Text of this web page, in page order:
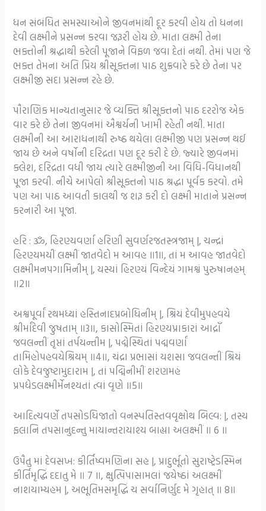
ધન સંબંધિત સમસ્યાઓને જીવનમાંથી દૂર કરવી હોય તો ધનના
દેવી લક્ષ્મીને પ્રસન્ન કરવા જરૂરી હોય છે. માતા લક્ષ્મી તેના
ભક્તોની શ્રદ્ધાથી કરેલી પૂજાને વિફળ જવા દેતાં નથી. તેમાં પણ જે
ભક્ત તેમના અતિ પ્રિય શ્રીસૂક્તના પાઠ શુક્રવારે કરે છે તેના પર
લક્ષ્મીજી સદા પ્રસન્ન રહે છે.
પૌરાણિક માન્યતાનુસાર જે વ્યક્તિ શ્રીસૂક્તનો પાઠ દરરોજ એક
વાર કરે છે તેના જીવનમાં ઐશ્વર્યની ખામી રહેતી નથી. માતા
લક્ષ્મીની આ આરાધનાથી રુષ્ઠ થયેલા લક્ષ્મીજી પણ પ્રસન્ન થઈ
જાય છે અને વર્ષોની દરિદ્રતા પણ દૂર કરી દે છે. જ્યારે જીવનમાં
ક્લેશ, દરિદ્રતા વધી જાય ત્યારે લક્ષ્મીજીની આ વિધિ-વિધાનથી
પૂજા કરવી. નીચે આપેલો શ્રીસૂક્તનો પાઠ શ્રદ્ધા પૂર્વક કરવો. તમે
પણ આ પાઠ આવતી કાલથી જ શરૂ કરી દો લક્ષ્મી માતાને પ્રસન્ન
કરનારી આ પૂજા.
હરિ : ૐ, હિરણ્યવર્ણા હરિણી સુવર્ણરજતસ્ત્રજામ્ |, ચન્દ્રાં
હિરણ્યમયીં લક્ષ્મીં જાતવેદો મ આવહ ॥1॥, તાં મ આવહ જાતવેદો
લક્ષ્મીમનપગામિનીમ્ |, યસ્યાં હિરણ્યં વિન્દેયં ગામશ્વં પુરુષાનહમ્
॥2॥
અશ્વપૂર્વાં રથમધ્યાં હસ્તિનાદપ્રબોધિનીમ્ |, શ્રિયં દેવીમુપહવયે
શ્રીર્માંદેવી જુષતામ્ ॥3॥, કાસોસ્મિતાં હિરણ્યપ્રાકારાં આદ્રાઁ
જવલન્તીં તૃપ્તાં તર્પયન્તીમ |, પદ્મેસ્થિતાં પદ્મવર્ણાં
તામિહોપહવયેશ્રિયમ્ ॥4॥, ચંદ્રા પ્રભાસાં યશસા જવલન્તીં શ્રિયં
લોકે દેવજુષ્ટામુદારામ |, તાં પદ્મિનીમીં શરણમહં
પ્રપદ્યેડલક્ષ્મીર્મેનશ્યતાં ત્વાં વૃણે ॥5॥
આદિત્યવર્ણે તપસોડધિજાતો વનસ્પતિસ્તવવૃક્ષોથ બિલ્વ: |, તસ્ય
ફલાનિ તપસાનુદન્તુ માયાન્તરાયાશ્ય બાહ્યા અલક્ષ્મીં ॥ 6 ॥
ઉપૈતુ માં દેવસખ: કીર્તિષ્વમણિના સહ |, પ્રાદુર્ભૂતો સુરાષ્ટ્રેડસ્મિન
કીર્તિમૃદ્ધિં દદાતુ મે ॥ 7 ॥, ક્ષુત્પિપાસામલાં જયેષ્ઠાં અલક્ષ્મીં
નાશયામ્યહમ |, અભૂતિમસમૃદ્ધિં ચ સર્વાનિર્ણુદ મે ગૃહાત્ ॥ 8॥